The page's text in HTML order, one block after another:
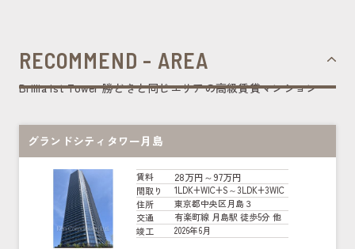
RECOMMEND - AREA
Brillia ist Tower 勝どきと同じエリアの高級賃貸マンション
グランドシティタワー月島
賃料 28万円～97万円
間取り
1LDK+WIC+S～3LDK+3WIC
住所
東京都中央区月島３
交通
有楽町線 月島駅 徒歩5分 他
竣工
2026年6月